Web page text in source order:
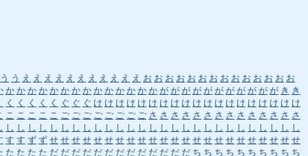
う う え え え え え え え え え え え お お お お お お お お お お お お お お
か か か か か か か か か か か か か か が が が が が が が が が が が き き
く く く く く ぐ ぐ ぐ け け け け け け け け け け け け け け け け け け け
こ こ こ こ こ ご ご ご ご ご ご ご ご さ さ さ さ さ さ さ さ さ さ さ さ さ さ
し し し し し し し し し し し し し し し し し し し し し し し し し し し
す す ず ず せ せ せ せ せ せ せ せ せ せ せ せ せ せ せ せ せ せ せ せ せ せ せ
た た た た だ だ だ だ だ だ だ だ だ だ だ だ だ ち ち ち ち ち ち ち ち ち ち